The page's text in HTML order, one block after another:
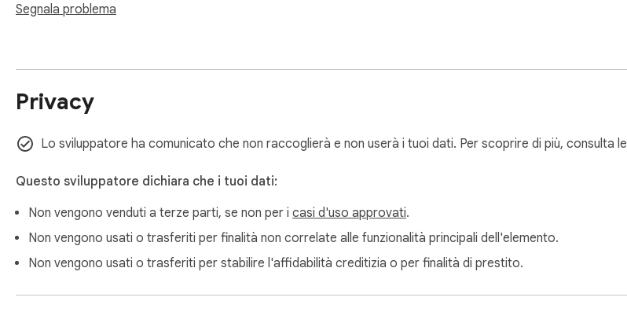
Segnala problema
Privacy
Lo sviluppatore ha comunicato che non raccoglierà e non userà i tuoi dati. Per scoprire di più, consulta le
Questo sviluppatore dichiara che i tuoi dati:
Non vengono venduti a terze parti, se non per i casi d'uso approvati.
Non vengono usati o trasferiti per finalità non correlate alle funzionalità principali dell'elemento.
Non vengono usati o trasferiti per stabilire l'affidabilità creditizia o per finalità di prestito.